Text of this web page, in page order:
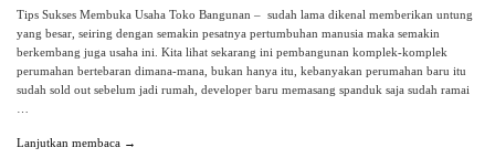
Tips Sukses Membuka Usaha Toko Bangunan – sudah lama dikenal memberikan untung
yang besar, seiring dengan semakin pesatnya pertumbuhan manusia maka semakin
berkembang juga usaha ini. Kita lihat sekarang ini pembangunan komplek-komplek
perumahan bertebaran dimana-mana, bukan hanya itu, kebanyakan perumahan baru itu
sudah sold out sebelum jadi rumah, developer baru memasang spanduk saja sudah ramai
Lanjutkan membaca →